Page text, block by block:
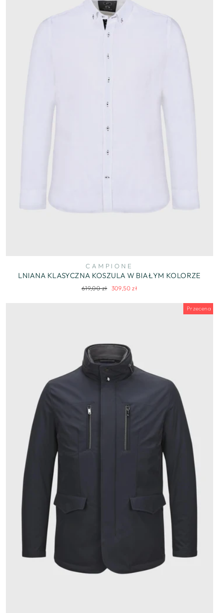
CAMPIONE
LNIANA KLASYCZNA KOSZULA W BIAŁYM KOLORZE
Regularna
619,00 zł Cena
309,50 zł
Przecena